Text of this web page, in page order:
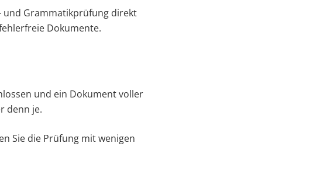
und Grammatikprüfung direkt
Dokumente.
und ein Dokument voller
denn je.
Sie die Prüfung mit wenigen